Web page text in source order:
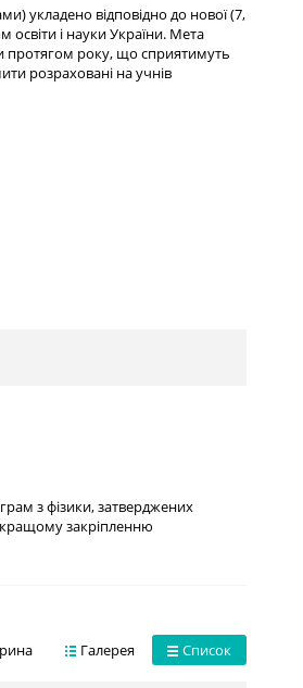
укладено відповідно до нової (7,
освіти і науки України. Мета
протягом року, що сприятимуть
розраховані на учнів
з фізики, затверджених
кращому закріпленню
Список
Галерея